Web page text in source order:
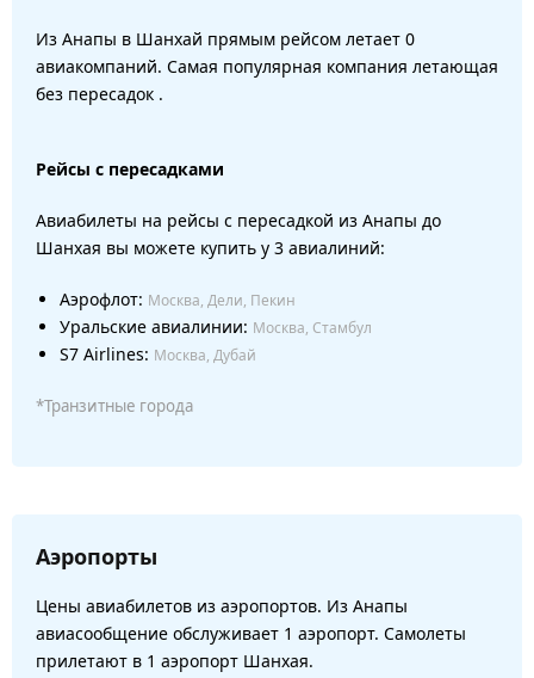
Из Анапы в Шанхай прямым рейсом летает 0
авиакомпаний. Самая популярная компания летающая
без пересадок .
Рейсы с пересадками
Авиабилеты на рейсы с пересадкой из Анапы до
Шанхая вы можете купить у 3 авиалиний:
Аэрофлот: Москва, Дели, Пекин
Уральские авиалинии: Москва, Стамбул
S7 Airlines: Москва, Дубай
*Транзитные города
Аэропорты
Цены авиабилетов из аэропортов. Из Анапы
авиасообщение обслуживает 1 аэропорт. Самолеты
прилетают в 1 аэропорт Шанхая.